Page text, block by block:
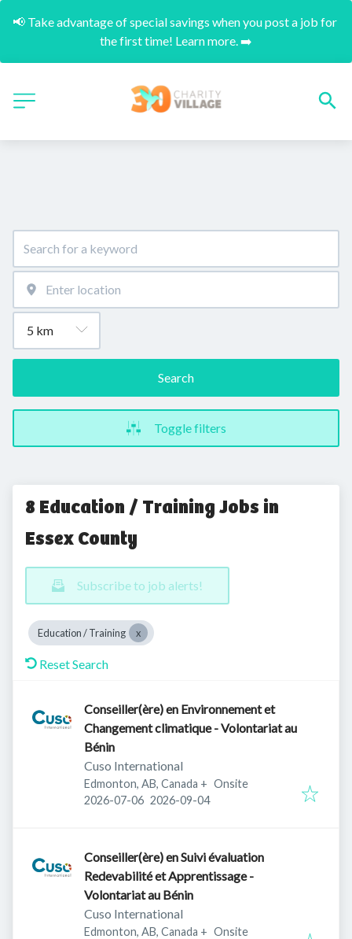
📢 Take advantage of special savings when you post a job for
the first time! Learn more. ➡️
Search
Toggle filters
8 Education / Training Jobs in
Essex County
Subscribe to job alerts!
Education / Training
Reset Search
Conseiller(ère) en Environnement et
Changement climatique - Volontariat au
Bénin
Cuso International
Edmonton, AB, Canada + Onsite
Published:
2026-07-06 Expires:
2026-09-04
Conseiller(ère) en Suivi évaluation
Redevabilité et Apprentissage -
Volontariat au Bénin
Cuso International
Edmonton, AB, Canada + Onsite